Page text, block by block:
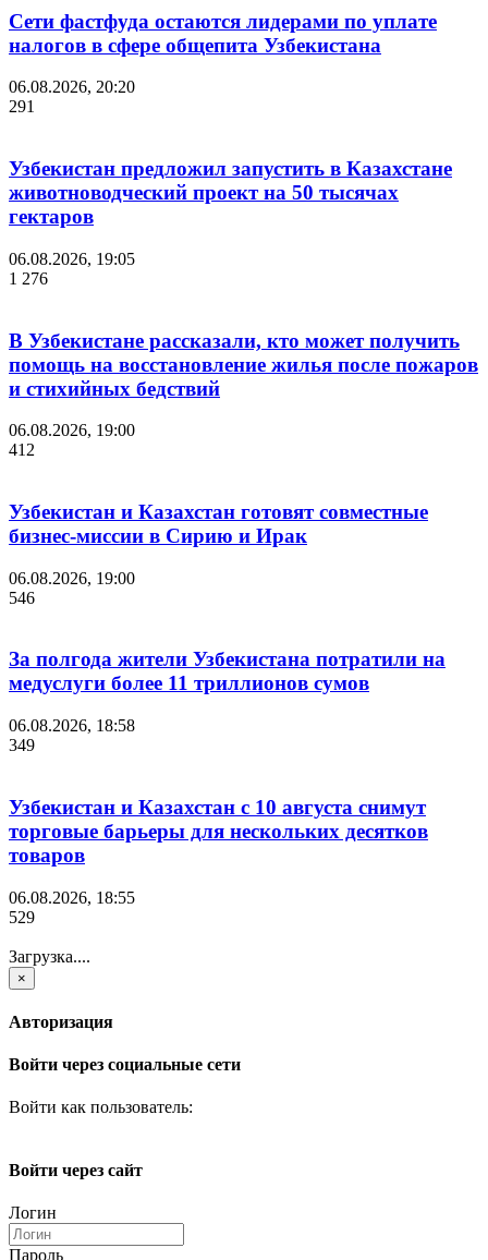
Сети фастфуда остаются лидерами по уплате
налогов в сфере общепита Узбекистана
06.08.2026, 20:20
291
Узбекистан предложил запустить в Казахстане
животноводческий проект на 50 тысячах
гектаров
06.08.2026, 19:05
1 276
В Узбекистане рассказали, кто может получить
помощь на восстановление жилья после пожаров
и стихийных бедствий
06.08.2026, 19:00
412
Узбекистан и Казахстан готовят совместные
бизнес-миссии в Сирию и Ирак
06.08.2026, 19:00
546
За полгода жители Узбекистана потратили на
медуслуги более 11 триллионов сумов
06.08.2026, 18:58
349
Узбекистан и Казахстан с 10 августа снимут
торговые барьеры для нескольких десятков
товаров
06.08.2026, 18:55
529
Загрузка....
×
Авторизация
Войти через социальные сети
Войти как пользователь:
Войти через сайт
Логин
Пароль